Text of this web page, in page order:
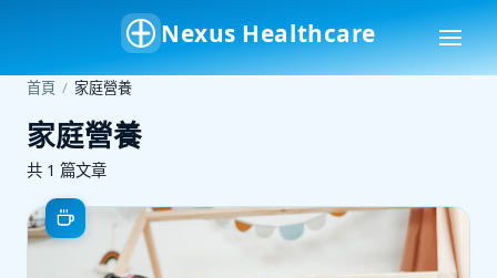
Nexus Healthcare
首頁 / 家庭營養
家庭營養
共 1 篇文章